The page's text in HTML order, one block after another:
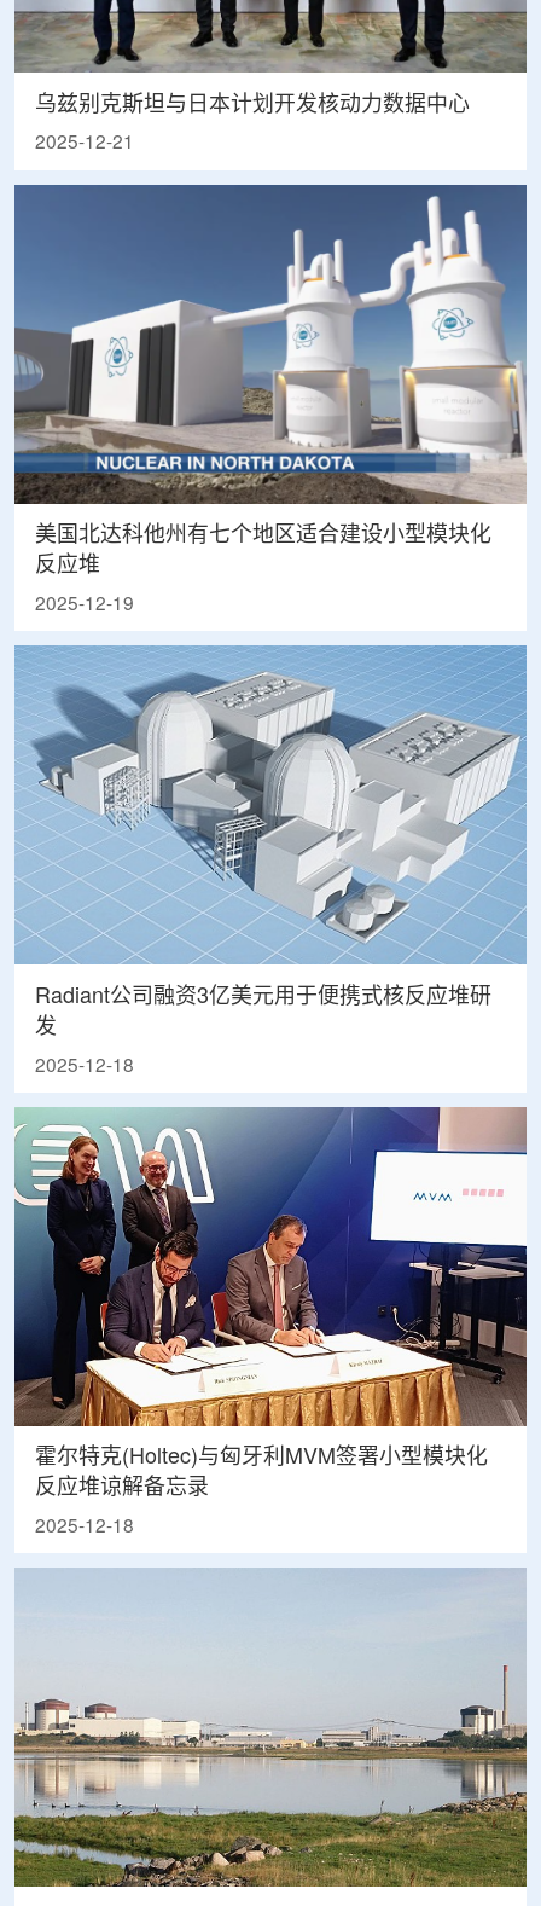
乌兹别克斯坦与日本计划开发核动力数据中心
2025-12-21
美国北达科他州有七个地区适合建设小型模块化
反应堆
2025-12-19
Radiant公司融资3亿美元用于便携式核反应堆研
发
2025-12-18
霍尔特克(Holtec)与匈牙利MVM签署小型模块化
反应堆谅解备忘录
2025-12-18